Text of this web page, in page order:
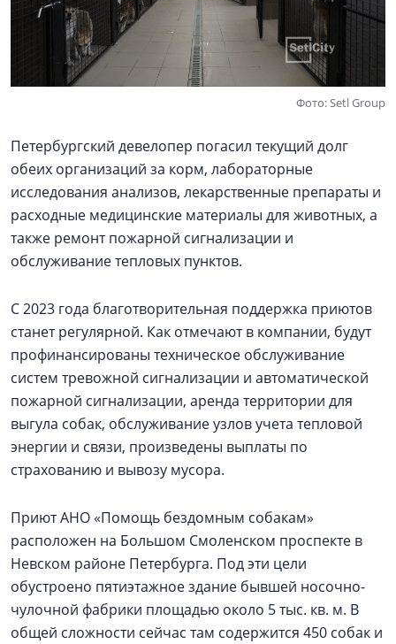
Фото: Setl Group
Петербургский девелопер погасил текущий долг
обеих организаций за корм, лабораторные
исследования анализов, лекарственные препараты и
расходные медицинские материалы для животных, а
также ремонт пожарной сигнализации и
обслуживание тепловых пунктов.
С 2023 года благотворительная поддержка приютов
станет регулярной. Как отмечают в компании, будут
профинансированы техническое обслуживание
систем тревожной сигнализации и автоматической
пожарной сигнализации, аренда территории для
выгула собак, обслуживание узлов учета тепловой
энергии и связи, произведены выплаты по
страхованию и вывозу мусора.
Приют АНО «Помощь бездомным собакам»
расположен на Большом Смоленском проспекте в
Невском районе Петербурга. Под эти цели
обустроено пятиэтажное здание бывшей носочно-
чулочной фабрики площадью около 5 тыс. кв. м. В
общей сложности сейчас там содержится 450 собак и